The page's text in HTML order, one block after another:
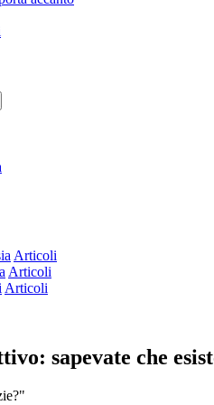
Articoli
Articoli
Articoli
sapevate che